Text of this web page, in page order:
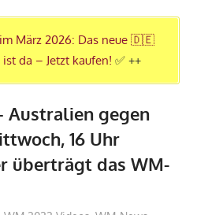
März 2026: Das neue 🇩🇪
da – Jetzt kaufen! ✅ ++
Australien gegen
16 Uhr
überträgt das WM-